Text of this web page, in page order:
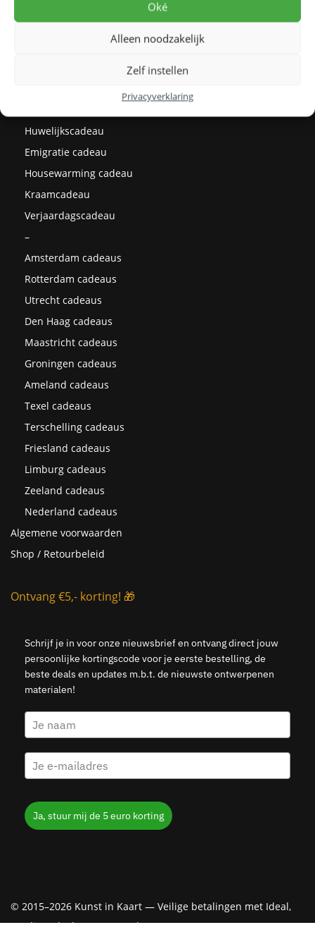
Oké
Alleen noodzakelijk
Zelf instellen
Privacyverklaring
Prijzen
Huwelijkscadeau
Emigratie cadeau
Housewarming cadeau
Kraamcadeau
Verjaardagscadeau
–
Amsterdam cadeaus
Rotterdam cadeaus
Utrecht cadeaus
Den Haag cadeaus
Maastricht cadeaus
Groningen cadeaus
Ameland cadeaus
Texel cadeaus
Terschelling cadeaus
Friesland cadeaus
Limburg cadeaus
Zeeland cadeaus
Nederland cadeaus
Algemene voorwaarden
Shop / Retourbeleid
Ontvang €5,- korting! 🎁
Schrijf je in voor onze nieuwsbrief en ontvang direct jouw
persoonlijke kortingscode voor je eerste bestelling, de
beste deals en updates m.b.t. de nieuwste ontwerpenen
materialen!
Ja, stuur mij de 5 euro korting
© 2015–2026 Kunst in Kaart — Veilige betalingen met Ideal,
Creditcard, Klarna & PayPal